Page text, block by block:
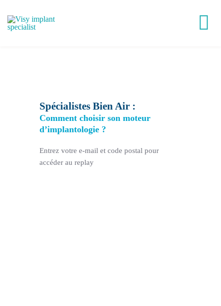
contenu
Spécialistes Bien Air :
Comment choisir son moteur
d’implantologie ?
Entrez votre e-mail et code postal pour
accéder au replay